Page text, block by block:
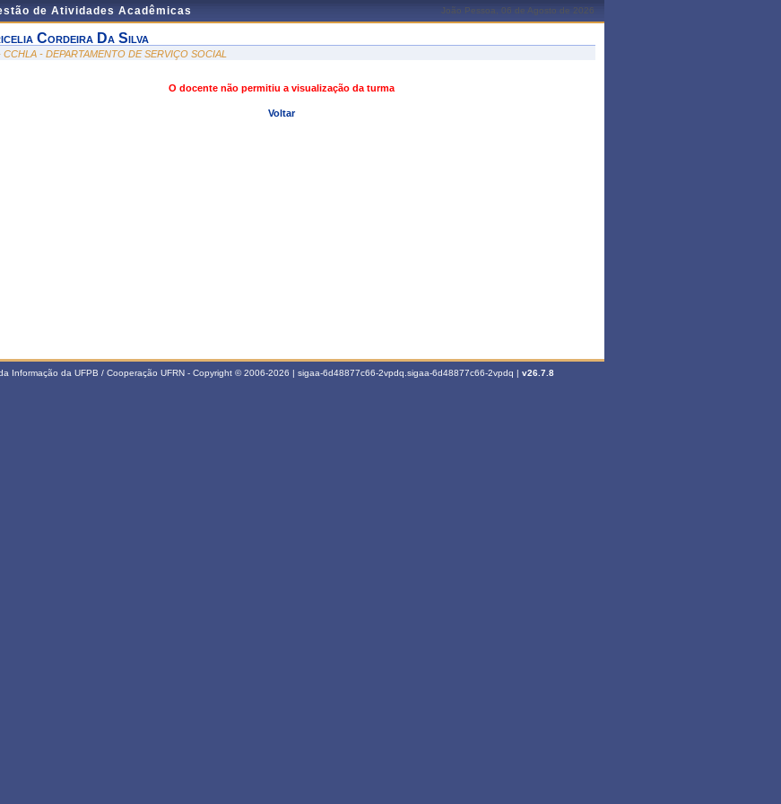
de Atividades Acadêmicas João Pessoa, 06 de Agosto de 2026
Cordeira Da Silva
CCHLA - DEPARTAMENTO DE SERVIÇO SOCIAL
O docente não permitiu a visualização da turma
Voltar
Informação da UFPB / Cooperação UFRN - Copyright © 2006-2026 | sigaa-6d48877c66-2vpdq.sigaa-6d48877c66-2vpdq | v26.7.8